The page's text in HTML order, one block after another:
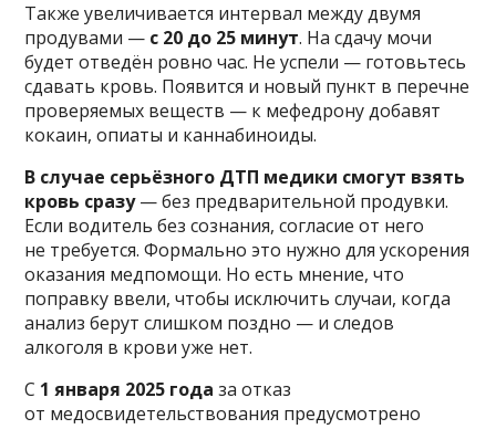
Также увеличивается интервал между двумя
продувами — с 20 до 25 минут. На сдачу мочи
будет отведён ровно час. Не успели — готовьтесь
сдавать кровь. Появится и новый пункт в перечне
проверяемых веществ — к мефедрону добавят
кокаин, опиаты и каннабиноиды.
В случае серьёзного ДТП медики смогут взять
кровь сразу— без предварительной продувки.
Если водитель без сознания, согласие от него
не требуется. Формально это нужно для ускорения
оказания медпомощи. Но есть мнение, что
поправку ввели, чтобы исключить случаи, когда
анализ берут слишком поздно — и следов
алкоголя в крови уже нет.
С 1 января 2025 года за отказ
от медосвидетельствования предусмотрено